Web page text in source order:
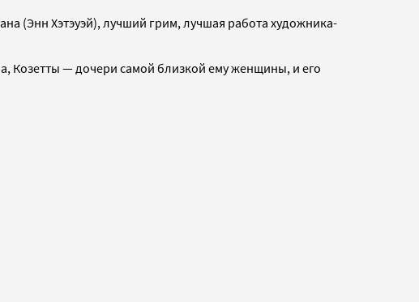
(Энн Хэтэуэй), лучший грим, лучшая работа художника-
Козетты — дочери самой близкой ему женщины, и его